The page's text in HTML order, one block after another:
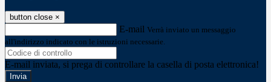
button close ×
E-mail Verrà inviato un messaggio
all'indirizzo indicato con le istruzioni necessarie.
E-mail inviata, si prega di controllare la casella di posta elettronica!